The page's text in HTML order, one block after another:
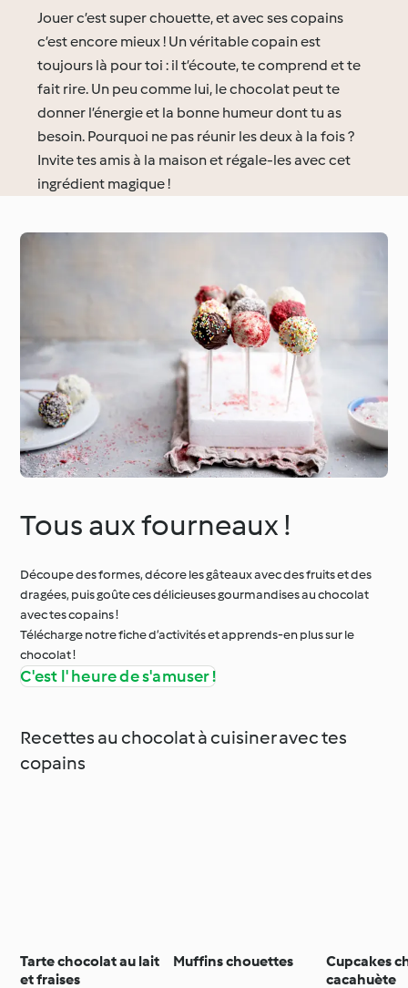
Jouer c’est super chouette, et avec ses copains
c’est encore mieux ! Un véritable copain est
toujours là pour toi : il t’écoute, te comprend et te
fait rire. Un peu comme lui, le chocolat peut te
donner l’énergie et la bonne humeur dont tu as
besoin. Pourquoi ne pas réunir les deux à la fois ?
Invite tes amis à la maison et régale-les avec cet
ingrédient magique !
Tous aux fourneaux !
Découpe des formes, décore les gâteaux avec des fruits et des
dragées, puis goûte ces délicieuses gourmandises au chocolat
avec tes copains !
Télécharge notre fiche d’activités et apprends-en plus sur le
chocolat !
C'est l' heure de s'amuser !
Recettes au chocolat à cuisiner avec tes
copains
Tarte chocolat au lait
et fraises
Muffins chouettes
Cupcakes
cacahuète